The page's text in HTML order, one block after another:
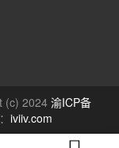
(c) 2024 渝ICP备
iviiv.com